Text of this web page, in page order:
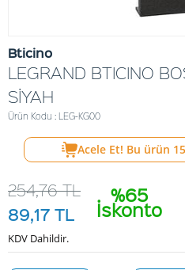
Bticino
LEGRAND BTICINO
SİYAH
Ürün Kodu : LEG-KG00
Acele Et! Bu ürün 15
%65
İskonto
254,76TL
89,17 TL
KDV Dahildir.